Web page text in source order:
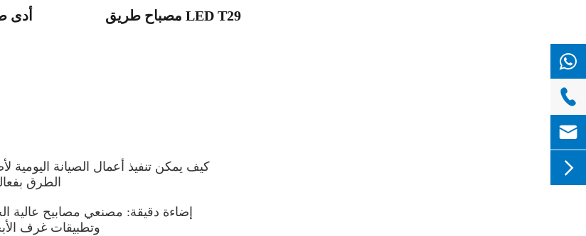
مصباح طريق LED T29
كيف يمكن تنفيذ أعمال الصيانة اليومية
الطرق
إضاءة دقيقة: مصنعي مصابيح عالية
وتطبيقات غرف


